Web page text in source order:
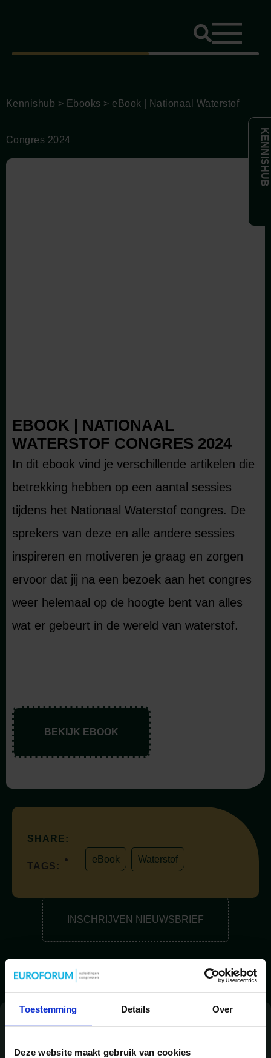
Toestemming Details Over
Deze website maakt gebruik van cookies
KENNISHUB
Kennishub > Ebooks > eBook | Nationaal Waterstof
Congres 2024
EBOOK | NATIONAAL
WATERSTOF CONGRES 2024
In dit ebook vind je verschillende artikelen die
betrekking hebben op een aantal sessies
tijdens het Nationaal Waterstof congres. De
sprekers van deze en alle andere sessies
inspireren en motiveren je graag en zorgen
ervoor dat jij na een bezoek aan het congres
weer helemaal op de hoogte bent van alles
wat er gebeurt in de wereld van waterstof.
BEKIJK EBOOK
SHARE:
TAGS:
eBook Waterstof
INSCHRIJVEN NIEUWSBRIEF
MEER EBOOKS